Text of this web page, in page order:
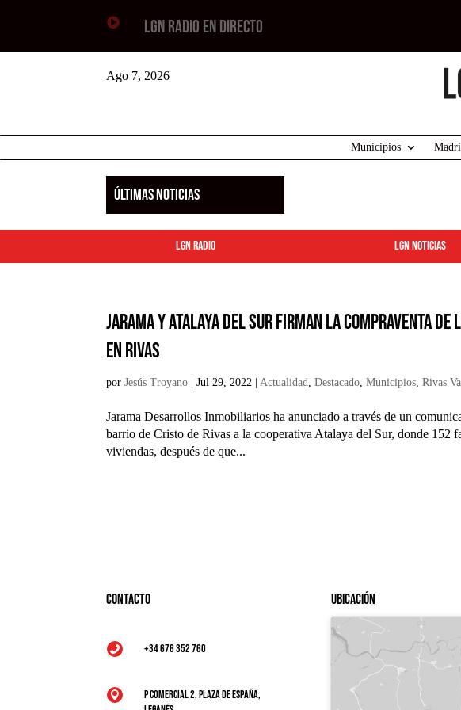
 LGN RADIO EN DIRECTO
Ago 7, 2026
Municipios
ÚLTIMAS NOTICIAS
LGN Radio LGN Noticias
Jarama y Atalaya del Sur firman la compraventa
en Rivas
porJesús Troyano |Jul 29, 2022 | Actualidad ,Destacado ,Municipios ,Rivas
Jarama Desarrollos Inmobiliarios ha anunciado a través de un
barrio de Cristo de Rivas a la cooperativa Atalaya del Sur, donde 152
viviendas, después de que...
Contacto
 +34 676 352 760

P Comercial 2, Plaza de España,
Ubicación